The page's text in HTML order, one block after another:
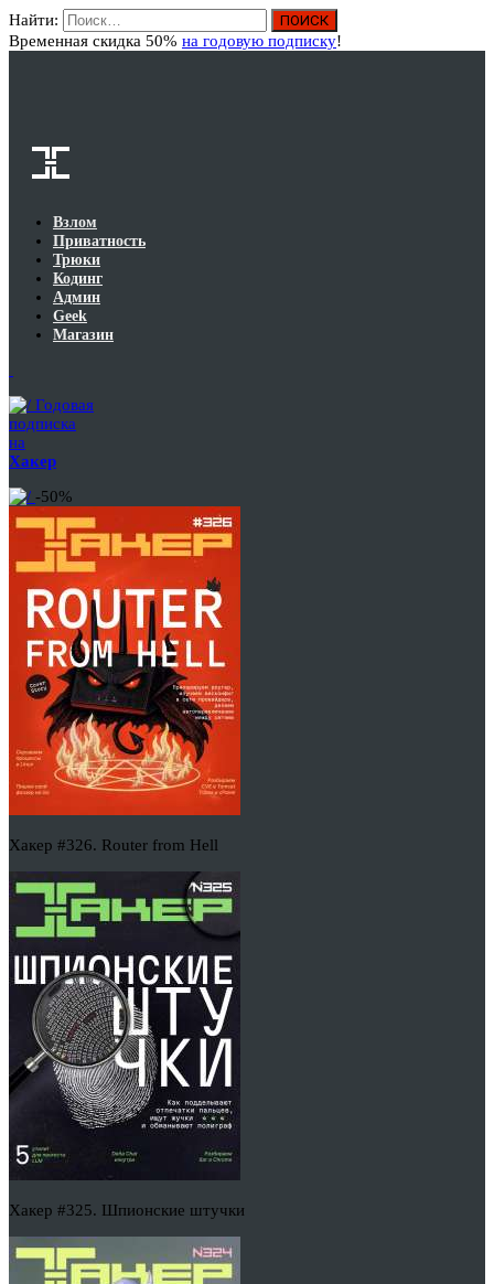
Найти:
Временная скидка 50% на годовую подписку!
Взлом
Приватность
Трюки
Кодинг
Админ
Geek
Магазин
Годовая
подписка
на
Хакер
-50%
Хакер #326. Router from Hell
Хакер #325. Шпионские штучки